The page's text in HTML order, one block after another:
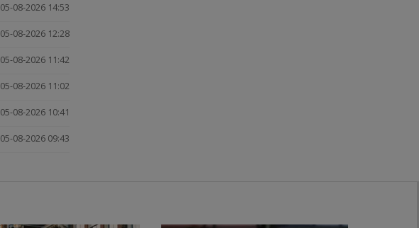
05-08-2026 14:53
05-08-2026 12:28
05-08-2026 11:42
05-08-2026 11:02
05-08-2026 10:41
05-08-2026 09:43